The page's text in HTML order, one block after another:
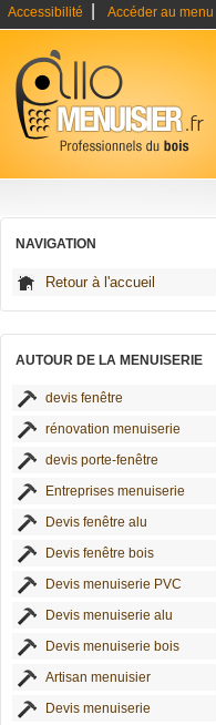
Accessibilité Accéder au menu
NAVIGATION
Retour à l'accueil
AUTOUR DE LA MENUISERIE
devis fenêtre
rénovation menuiserie
devis porte-fenêtre
Entreprises menuiserie
Devis fenêtre alu
Devis fenêtre bois
Devis menuiserie PVC
Devis menuiserie alu
Devis menuiserie bois
Artisan menuisier
Devis menuiserie